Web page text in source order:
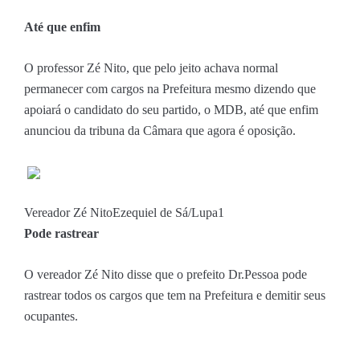
Até que enfim
O professor Zé Nito, que pelo jeito achava normal
permanecer com cargos na Prefeitura mesmo dizendo que
apoiará o candidato do seu partido, o MDB, até que enfim
anunciou da tribuna da Câmara que agora é oposição.
Vereador Zé NitoEzequiel de Sá/Lupa1
Pode rastrear
O vereador Zé Nito disse que o prefeito Dr.Pessoa pode
rastrear todos os cargos que tem na Prefeitura e demitir seus
ocupantes.